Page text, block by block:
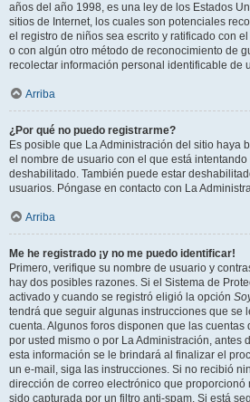
años del año 1998, es una ley de los Estados
sitios de Internet, los cuales son potenciales
el registro de niños sea escrito y ratificado con
o con algún otro método de reconocimiento de
recolectar información personal identificable de
Arriba
¿Por qué no puedo registrarme?
Es posible que La Administración del sitio haya
el nombre de usuario con el que está intentando
deshabilitado. También puede estar
usuarios. Póngase en contacto con La
Arriba
Me he registrado ¡y no me puedo identificar!
Primero, verifique su nombre de usuario y
hay dos posibles razones. Si el Sistema de
activado y cuando se registró eligió la opción
tendrá que seguir algunas instrucciones que se
cuenta. Algunos foros disponen que las cuentas
por usted mismo o por La Administración, antes
esta información se le brindará al finalizar el
un e-mail, siga las instrucciones. Si no recibió
dirección de correo electrónico que proporcionó
sido capturada por un filtro anti-spam. Si está